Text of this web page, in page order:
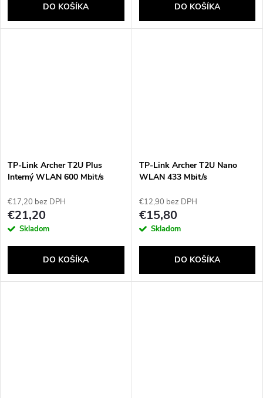
DO KOŠÍKA DO KOŠÍKA
TP-Link Archer T2U Plus
Interný WLAN 600 Mbit/s
€17,20 bez DPH
€21,20
Skladom
DO KOŠÍKA
TP-Link Archer T2U Nano
WLAN 433 Mbit/s
€12,90 bez DPH
€15,80
Skladom
DO KOŠÍKA